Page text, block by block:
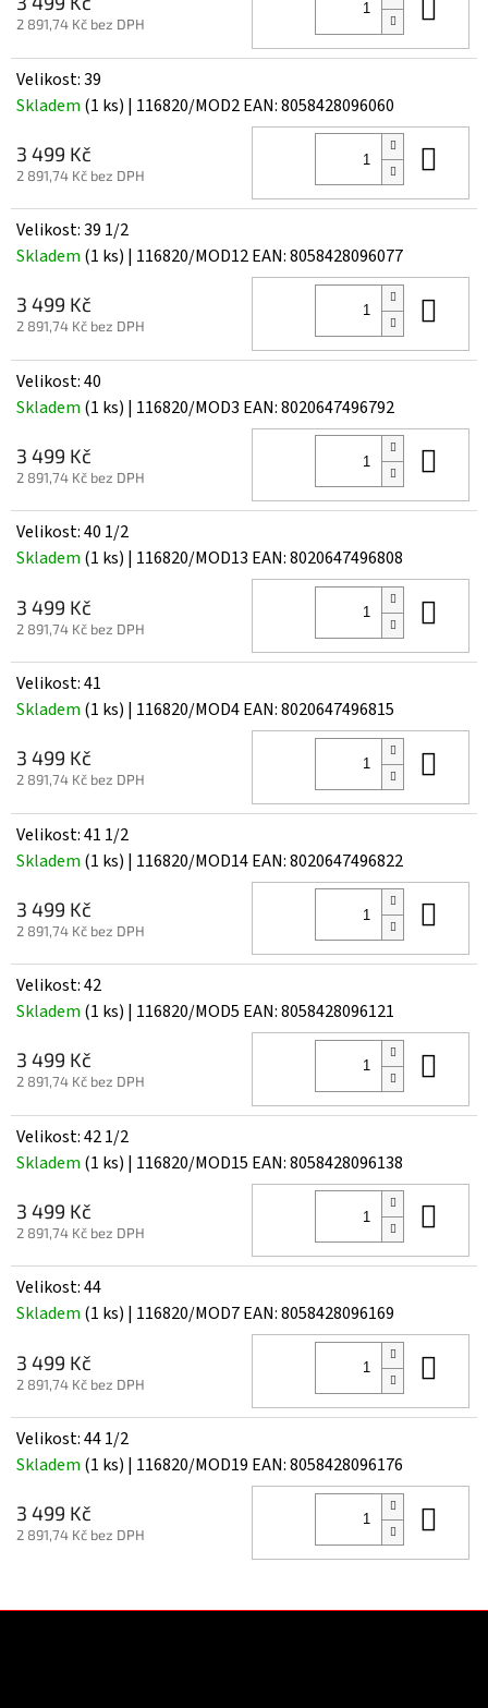
2 891,74 Kč bez DPH
Velikost: 39
Skladem (1 ks) | 116820/MOD2EAN:8058428096060
3 499 Kč
2 891,74 Kč bez DPH
Velikost: 39 1/2
Skladem (1 ks) | 116820/MOD12EAN:8058428096077
3 499 Kč
2 891,74 Kč bez DPH
Velikost: 40
Skladem (1 ks) | 116820/MOD3 EAN:8020647496792
3 499 Kč
2 891,74 Kč bez DPH
Velikost: 40 1/2
Skladem (1 ks) | 116820/MOD13 EAN:8020647496808
3 499 Kč
2 891,74 Kč bez DPH
Velikost: 41
Skladem (1 ks) | 116820/MOD4EAN:8020647496815
3 499 Kč
2 891,74 Kč bez DPH
Velikost: 41 1/2
Skladem (1 ks) | 116820/MOD14EAN:8020647496822
3 499 Kč
2 891,74 Kč bez DPH
Velikost: 42
Skladem (1 ks) | 116820/MOD5 EAN:8058428096121
3 499 Kč
2 891,74 Kč bez DPH
Velikost: 42 1/2
Skladem (1 ks) | 116820/MOD15 EAN:8058428096138
3 499 Kč
2 891,74 Kč bez DPH
Velikost: 44
Skladem (1 ks) | 116820/MOD7EAN:8058428096169
3 499 Kč
2 891,74 Kč bez DPH
Velikost: 44 1/2
Skladem (1 ks) | 116820/MOD19 EAN:8058428096176
3 499 Kč
2 891,74 Kč bez DPH